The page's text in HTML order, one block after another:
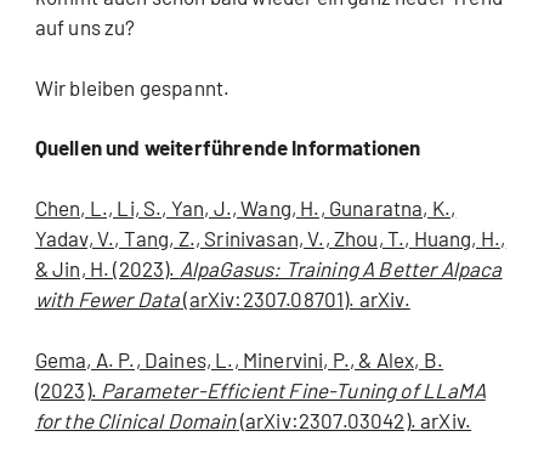
auf uns zu?
Wir bleiben gespannt.
Quellen und weiterführende Informationen
Chen, L., Li, S., Yan, J., Wang, H., Gunaratna, K.,
Yadav, V., Tang, Z., Srinivasan, V., Zhou, T., Huang, H.,
& Jin, H. (2023). AlpaGasus: Training A Better Alpaca
with Fewer Data(arXiv:2307.08701). arXiv.
Gema, A. P., Daines, L., Minervini, P., & Alex, B.
(2023). Parameter-Efficient Fine-Tuning of LLaMA
for the Clinical Domain(arXiv:2307.03042). arXiv.